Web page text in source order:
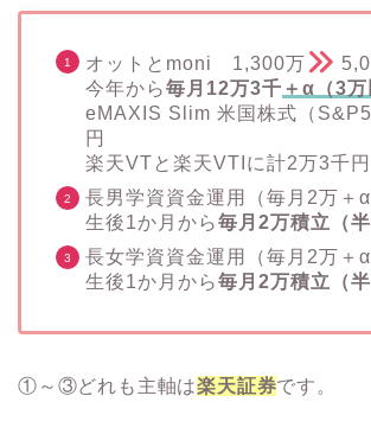
オットとmoni 1,300万
今年から毎月12万3千 ＋α（3
eMAXIS Slim 米国株式（
円
楽天VTと楽天VTIに計2万3千円
長男学資資金運用（毎月2万＋α
生後1か月から毎月2万積立（半
長女学資資金運用（毎月2万＋α
生後1か月から毎月2万積立（半
①～③どれも主軸は楽天証券です。